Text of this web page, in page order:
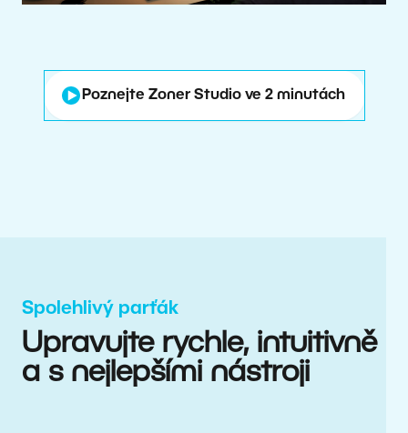
Poznejte Zoner Studio ve 2 minutách
Spolehlivý parťák
Upravujte rychle, intuitivně
a s nejlepšími nástroji